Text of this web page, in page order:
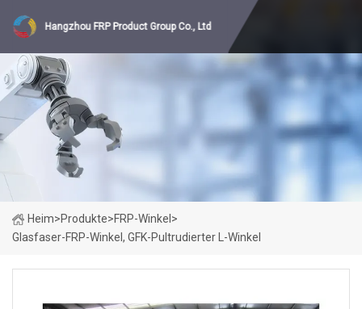
Hangzhou FRP Product Group Co., Ltd
Heim>Produkte>FRP-Winkel >
Glasfaser-FRP-Winkel, GFK-Pultrudierter L-Winkel